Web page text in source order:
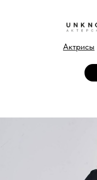
Актрисы